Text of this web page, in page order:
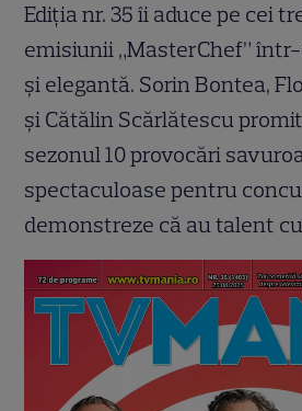
Ediția nr. 35 îi aduce pe cei
emisiunii „MasterChef”
și elegantă. Sorin Bontea,
și Cătălin Scărlătescu
sezonul 10 provocări
spectaculoase pentru
demonstreze că au talent